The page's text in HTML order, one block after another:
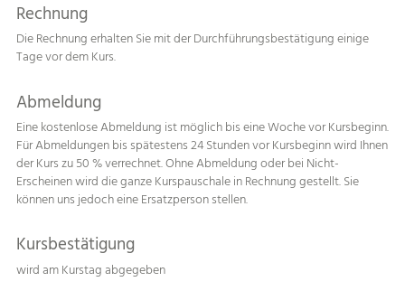
Rechnung
Die Rechnung erhalten Sie mit der Durchführungsbestätigung einige
Tage vor dem Kurs.
Abmeldung
Eine kostenlose Abmeldung ist möglich bis eine Woche vor Kursbeginn.
Für Abmeldungen bis spätestens 24 Stunden vor Kursbeginn wird Ihnen
der Kurs zu 50 % verrechnet. Ohne Abmeldung oder bei Nicht-
Erscheinen wird die ganze Kurspauschale in Rechnung gestellt. Sie
können uns jedoch eine Ersatzperson stellen.
Kursbestätigung
wird am Kurstag abgegeben